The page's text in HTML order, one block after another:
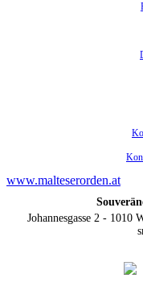
www.malteserorden.at
Johannesgasse 2 - 1010